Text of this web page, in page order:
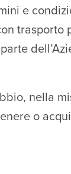
e
trasporto
nella
o